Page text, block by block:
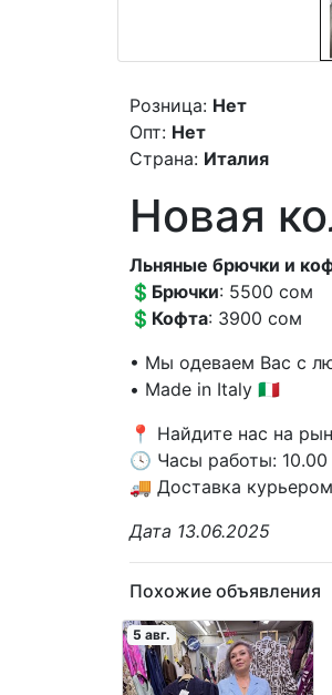
Розница: Нет
Опт: Нет
Страна: Италия
Новая
Льняные брючки и
💲 Брючки: 5500 сом
💲 Кофта: 3900 сом
• Мы одеваем Вас с
• Made in Italy 🇮🇹
📍 Найдите нас на
🕓 Часы работы: 10.00
🚚 Доставка
Дата 13.06.2025
Похожие объявления
5 авг.